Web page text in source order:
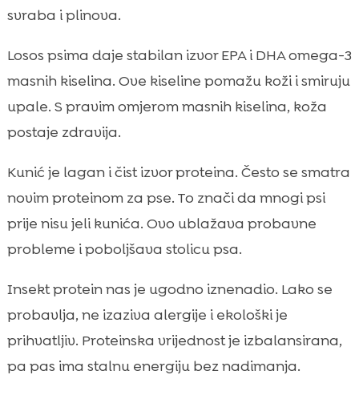
svraba i plinova.
Losos psima daje stabilan izvor EPA i DHA omega-3
masnih kiselina. Ove kiseline pomažu koži i smiruju
upale. S pravim omjerom masnih kiselina, koža
postaje zdravija.
Kunić je lagan i čist izvor proteina. Često se smatra
novim proteinom za pse. To znači da mnogi psi
prije nisu jeli kunića. Ovo ublažava probavne
probleme i poboljšava stolicu psa.
Insekt protein nas je ugodno iznenadio. Lako se
probavlja, ne izaziva alergije i ekološki je
prihvatljiv. Proteinska vrijednost je izbalansirana,
pa pas ima stalnu energiju bez nadimanja.